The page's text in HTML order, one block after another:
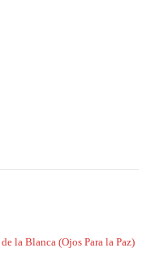
la Blanca (Ojos Para la Paz)